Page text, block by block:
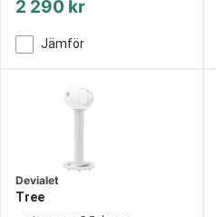
2 290 kr
Jämför
Devialet
Tree